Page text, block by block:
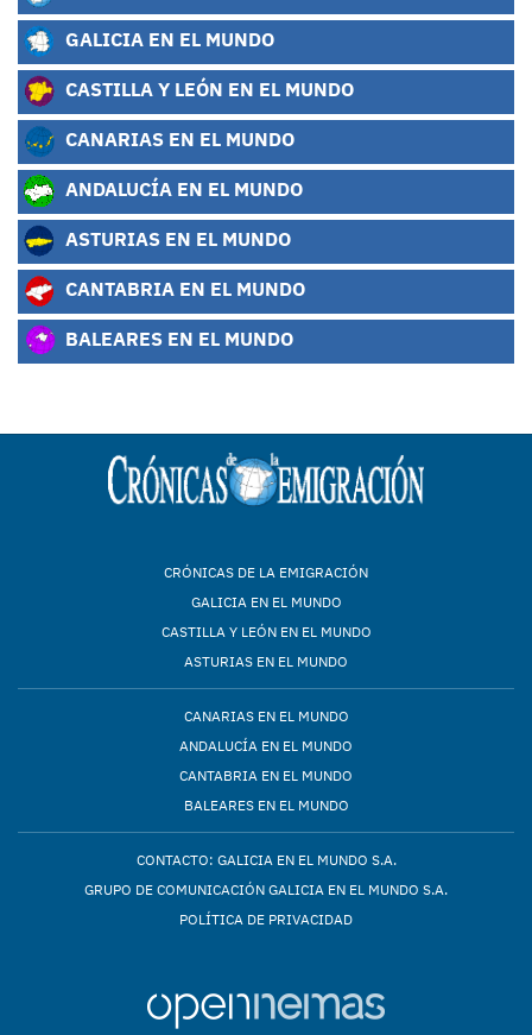
GALICIA EN EL MUNDO
CASTILLA Y LEÓN EN EL MUNDO
CANARIAS EN EL MUNDO
ANDALUCÍA EN EL MUNDO
ASTURIAS EN EL MUNDO
CANTABRIA EN EL MUNDO
BALEARES EN EL MUNDO
CRÓNICAS DE LA EMIGRACIÓN
GALICIA EN EL MUNDO
CASTILLA Y LEÓN EN EL MUNDO
ASTURIAS EN EL MUNDO
CANARIAS EN EL MUNDO
ANDALUCÍA EN EL MUNDO
CANTABRIA EN EL MUNDO
BALEARES EN EL MUNDO
CONTACTO: GALICIA EN EL MUNDO S.A.
GRUPO DE COMUNICACIÓN GALICIA EN EL MUNDO S.A.
POLÍTICA DE PRIVACIDAD